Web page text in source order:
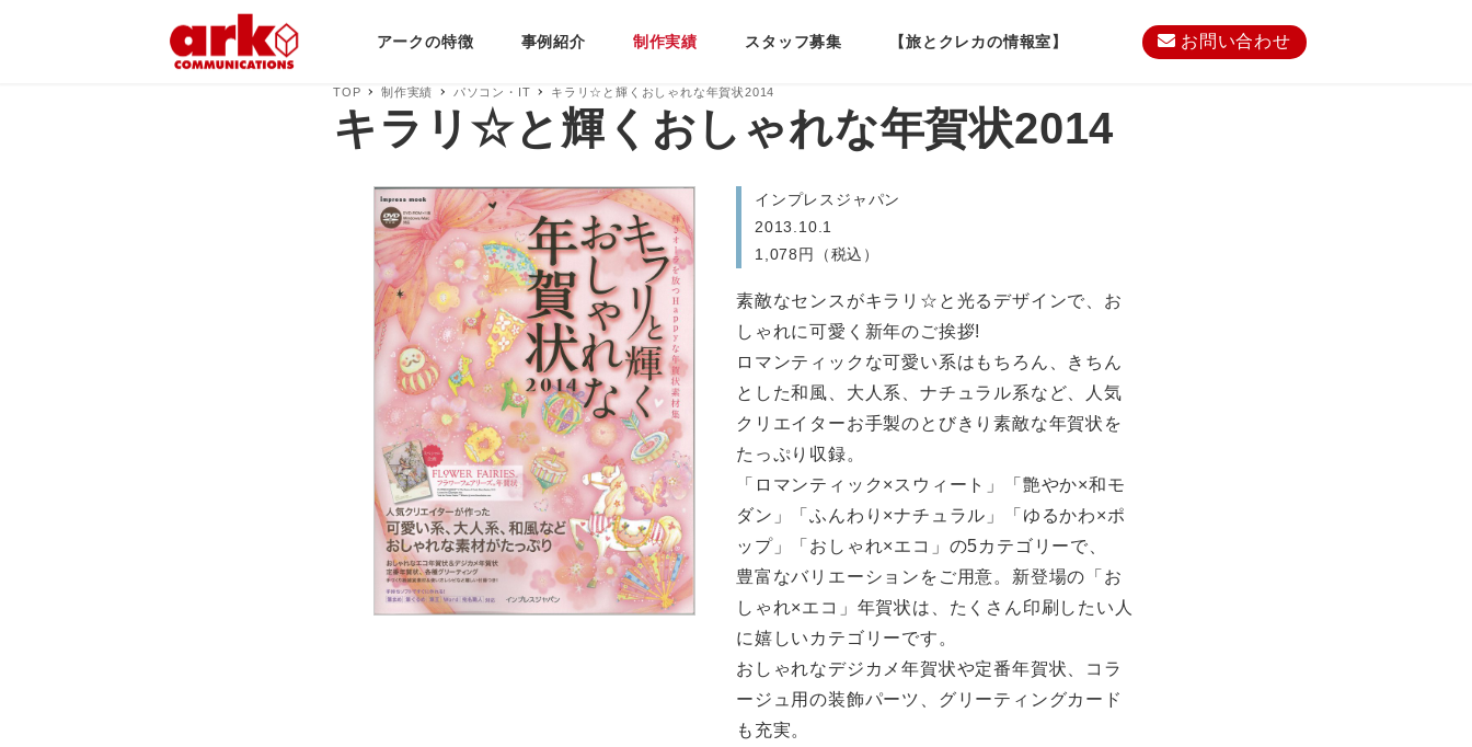
アークの特徴 事例紹介 制作実績 スタッフ募集 【旅とクレカの情報室】 お問い合わせ
TOP 制作実績 パソコン・IT キラリ☆と輝くおしゃれな年賀状2014
キラリ☆と輝くおしゃれな年賀状2014
インプレスジャパン
2013.10.1
1,078円（税込）
素敵なセンスがキラリ☆と光るデザインで、お
しゃれに可愛く新年のご挨拶!
ロマンティックな可愛い系はもちろん、きちん
とした和風、大人系、ナチュラル系など、人気
クリエイターお手製のとびきり素敵な年賀状を
たっぷり収録。
「ロマンティック×スウィート」「艶やか×和モ
ダン」「ふんわり×ナチュラル」「ゆるかわ×ポ
ップ」「おしゃれ×エコ」の5カテゴリーで、
豊富なバリエーションをご用意。新登場の「お
しゃれ×エコ」年賀状は、たくさん印刷したい人
に嬉しいカテゴリーです。
おしゃれなデジカメ年賀状や定番年賀状、コラ
ージュ用の装飾パーツ、グリーティングカード
も充実。